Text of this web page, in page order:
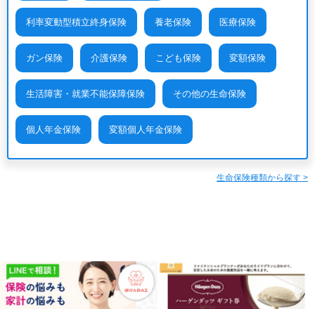
利率変動型積立終身保険 養老保険 医療保険
ガン保険 介護保険 こども保険 変額保険
生活障害・就業不能保障保険 その他の生命保険
個人年金保険 変額個人年金保険
生命保険種類から探す >